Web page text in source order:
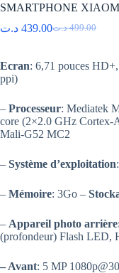
SMARTPHONE
499.00 د.تLe
était :
439.00 د.ت
Le
est :
Ecran: 6,71 pouces
ppi)
– Processeur: Mediatek
core (2×2.0 GHz
Mali-G52 MC2
– Système d’exploitation
– Mémoire: 3Go –
– Appareil photo
(profondeur) Flash LED,
– Avant: 5 MP